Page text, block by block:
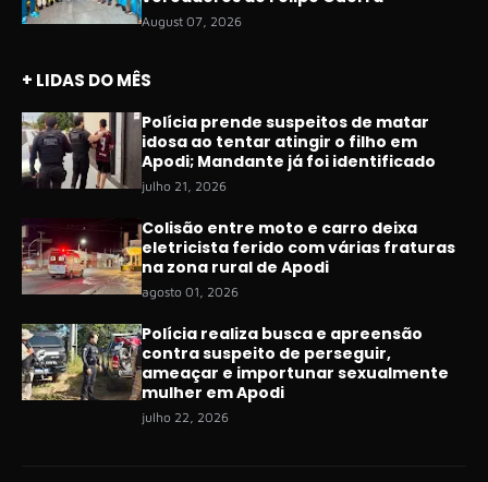
August 07, 2026
+ LIDAS DO MÊS
Polícia prende suspeitos de matar
idosa ao tentar atingir o filho em
Apodi; Mandante já foi identificado
julho 21, 2026
Colisão entre moto e carro deixa
eletricista ferido com várias fraturas
na zona rural de Apodi
agosto 01, 2026
Polícia realiza busca e apreensão
contra suspeito de perseguir,
ameaçar e importunar sexualmente
mulher em Apodi
julho 22, 2026